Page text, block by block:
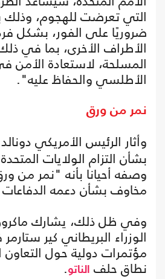
التي تعرضت للهجوم، وذلك
ضروريًا على الفور، بشكل
الأطراف الأخرى، بما في
المسلحة، لاستعادة
الأطلسي والحفاظ عليه".
نمر من ورق
وأثار الرئيس الأمريكي دونالد
بشأن التزام الولايات
وصفه أحيانا بأنه "نمر من
مخاوف بشأن دعمه الدفاعات
وفي ظل ذلك، يشارك
الوزراء البريطاني كير
مؤتمرات دولية حول التعاون
نطاق حلف الناتو.